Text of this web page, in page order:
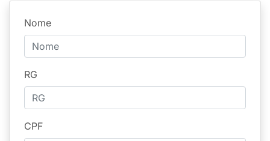
Nome
RG
CPF